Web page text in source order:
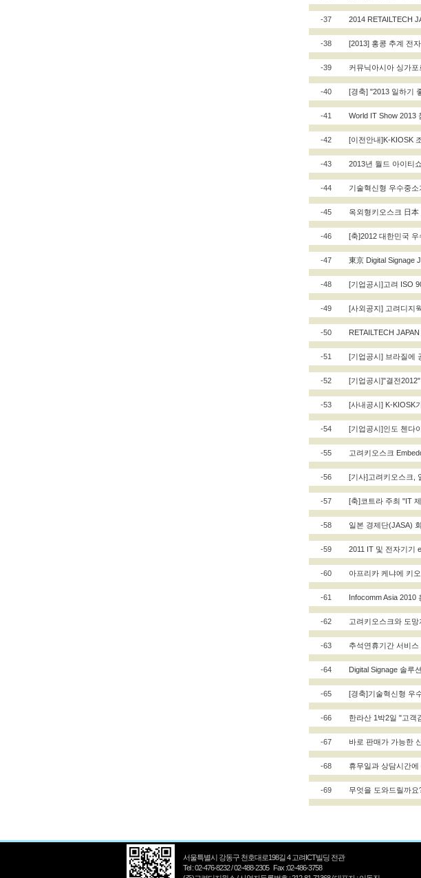
-37 2014 RETAILTECH
-38 [2013] 홍콩 추계 전
-39 커뮤닉아시아 싱가
-40 [경축] "2013 일하기
-41 World IT Show 2013
-42 [이전안내]K-KIOSK
-43 2013년 월드 아이티
-44 기술혁신형 우수중
-45 옥외형키오스크 日
-46 [축]2012 대한민국
-47 東京 Digital Signage
-48 [기업공시]고려 ISO
-49 [사외공지] 고려디지
-50 RETAILTECH
-51 [기업공시] 브라질에
-52 [기업공시]"결전
-53 [사내공시] K-KIOSK
-54 [기업공시]인도 첸다
-55 고려키오스크
-56 [기사]고려키오스크,
-57 [축]코트라 주최 "IT
-58 일본 경제단(JASA)
-59 2011 IT 및 전자기기
-60 아프리카 케냐에 키
-61 Infocomm Asia 2010
-62 고려키오스크와 도
-63 추석연휴기간 서비스
-64 Digital Signage 솔루
-65 [경축]기술혁신형 우
-66 한라산 1박2일 "고객
-67 바로 판매가 가능한
-68 휴무일과 상담시간에
-69 무엇을 도와드릴까요
서울특별시 강동구 천호대로198길 4 고려ICT빌딩 전관
Tel : 02-476-8232 / 02-488-2305 Fax :02-486-3758